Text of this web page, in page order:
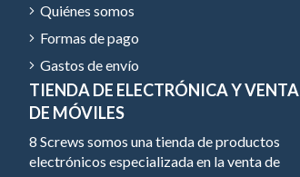
TIENDA DE ELECTRÓNICA Y VENTA
DE MÓVILES
8 Screws somos una tienda de productos
electrónicos especializada en la venta de
Quiénes somos
Formas de pago
Gastos de envío